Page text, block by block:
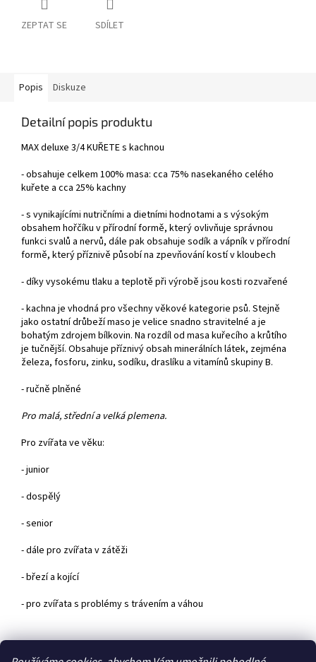
ZEPTAT SE SDÍLET
Popis Diskuze
Detailní popis produktu
MAX deluxe 3/4 KUŘETE s kachnou
- obsahuje celkem 100% masa: cca 75% nasekaného celého
kuřete a cca 25% kachny
- s vynikajícími nutričními a dietními hodnotami a s výsokým
obsahem hořčíku v přírodní formě, který ovlivňuje správnou
funkci svalů a nervů, dále pak obsahuje sodík a vápník v přírodní
formě, který příznivě působí na zpevňování kostí v kloubech
- díky vysokému tlaku a teplotě při výrobě jsou kosti rozvařené
- kachna je vhodná pro všechny věkové kategorie psů. Stejně
jako ostatní drůbeží maso je velice snadno stravitelné a je
bohatým zdrojem bílkovin. Na rozdíl od masa kuřecího a krůtího
je tučnější. Obsahuje příznivý obsah minerálních látek, zejména
železa, fosforu, zinku, sodíku, draslíku a vitamínů skupiny B.
- ručně plněné
Pro malá, střední a velká plemena.
Pro zvířata ve věku:
- junior
- dospělý
- senior
- dále pro zvířata v zátěži
- březí a kojící
- pro zvířata s problémy s trávením a váhou